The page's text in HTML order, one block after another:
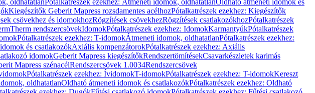
oldhatatlanPótalkatrészek ezekhez: Átmeneti idomok, oldhatatlanOldható átmeneti idomok és
Kiegészítők Geberit Mapress rozsdamentes acélhozPótalkatrészek ezekhez: Kiegészítők
csövekhez és idomokhozRögzítések csövekhezRögzítések csatlakozókhozPótalkatrészek
Therm rendszercsövekIdomokPótalkatrészek ezekhez: IdomokKarmantyúkPótalkatrészek
Pótalkatrészek ezekhez: T-idomokÁtmeneti idomok, oldhatatlanPótalkatrészek ezekhez:
és csatlakozókAxiális kompenzátorokPótalkatrészek ezekhez: Axiális
idomokGeberit Mapress kiegészítőkRendszertömítésekCsavarkészletek karimás
Mapress szénacélRendszercsövek 1.0034Rendszercsövek
Pótalkatrészek ezekhez: ÍvidomokT-idomokPótalkatrészek ezekhez: T-idomokKereszt
oldhatatlanOldható átmeneti idomok és csatlakozókPótalkatrészek ezekhez: Oldható